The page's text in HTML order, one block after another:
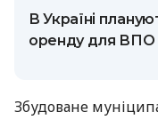
В Україні
оренду для ВПО
Збудоване